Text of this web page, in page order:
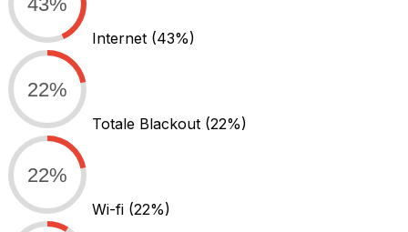
Internet (43%)
22%
Totale Blackout (22%)
22%
Wi-fi (22%)